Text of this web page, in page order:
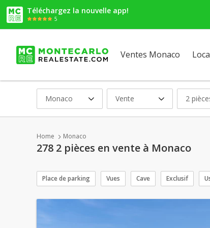
Téléchargez la nouvelle app!
5
Ventes Monaco
Monaco Vente 2
Home Monaco
278 2 pièces en vente à Monaco
Place de parking Vues Cave Exclusif